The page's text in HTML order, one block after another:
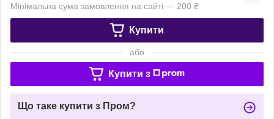
Мінімальна сума замовлення на сайті — 200 ₴
Купити
або
Купити з
Що таке купити з Пром?